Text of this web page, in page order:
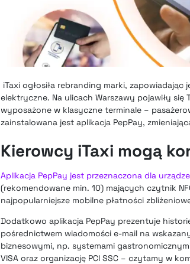
iTaxi ogłosiła rebranding marki,
elektryczne. Na ulicach Warszawy pojawiły
wyposażone w klasyczne terminale –
zainstalowana jest aplikacja PepPay,
Kierowcy iTaxi mogą
Aplikacja PepPay jest przeznaczona dla
(rekomendowane min. 10) mających czytnik
najpopularniejsze mobilne płatności
Dodatkowo aplikacja PepPay prezentuje
pośrednictwem wiadomości e-mail na
biznesowymi, np. systemami
VISA oraz organizację PCI SSC – czytamy w